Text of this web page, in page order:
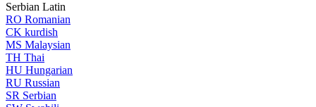
Serbian Latin
RO Romanian
CK kurdish
MS Malaysian
TH Thai
HU Hungarian
RU Russian
SR Serbian